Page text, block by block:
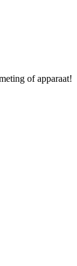
of apparaat!